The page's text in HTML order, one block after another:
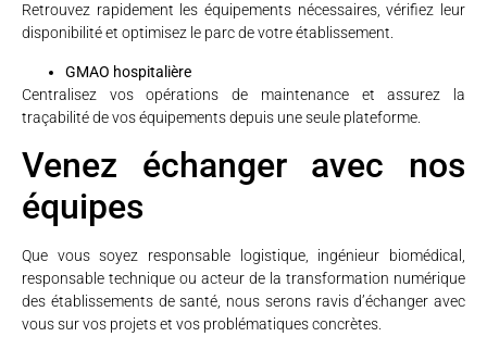
Retrouvez rapidement les équipements nécessaires, vérifiez leur
disponibilité et optimisez le parc de votre établissement.
GMAO hospitalière
Centralisez vos opérations de maintenance et assurez la
traçabilité de vos équipements depuis une seule plateforme.
Venez échanger avec nos
équipes
Que vous soyez responsable logistique, ingénieur biomédical,
responsable technique ou acteur de la transformation numérique
des établissements de santé, nous serons ravis d’échanger avec
vous sur vos projets et vos problématiques concrètes.